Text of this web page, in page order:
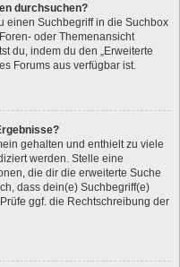
durchsuchen?
einen Suchbegriff in die Suchbox
oder Themenansicht
du, indem du den „Erweiterte
Forums aus verfügbar ist.
gehalten und enthielt zu viele
werden. Stelle eine
die dir die erweiterte Suche
dass dein(e) Suchbegriff(e)
ggf. die Rechtschreibung der